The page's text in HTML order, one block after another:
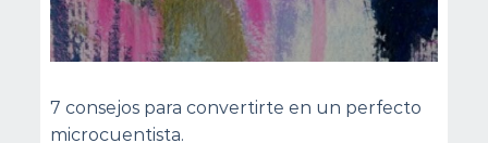
7 consejos para convertirte en un perfecto
microcuentista.